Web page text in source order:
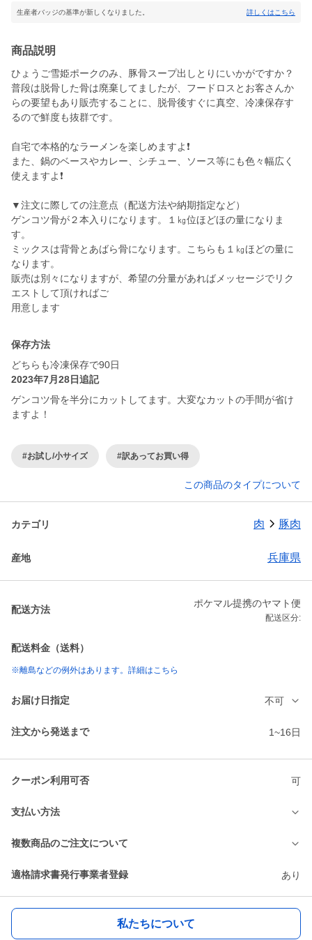
生産者バッジの基準が新しくなりました。 詳しくはこちら
商品説明
ひょうご雪姫ポークのみ、豚骨スープ出しとりにいかがですか？
普段は脱骨した骨は廃棄してましたが、フードロスとお客さんか
らの要望もあり販売することに、脱骨後すぐに真空、冷凍保存す
るので鮮度も抜群です。
自宅で本格的なラーメンを楽しめますよ❗️
また、鍋のベースやカレー、シチュー、ソース等にも色々幅広く
使えますよ❗️
▼注文に際しての注意点（配送方法や納期指定など）
ゲンコツ骨が２本入りになります。１㎏位ほどほの量になりま
す。
ミックスは背骨とあばら骨になります。こちらも１㎏ほどの量に
なります。
販売は別々になりますが、希望の分量があればメッセージでリク
エストして頂ければご
用意します
保存方法
どちらも冷凍保存で90日
2023年7月28日追記
ゲンコツ骨を半分にカットしてます。大変なカットの手間が省け
ますよ！
#お試し/小サイズ #訳あってお買い得
この商品のタイプについて
カテゴリ 肉 豚肉
産地 兵庫県
配送方法
ポケマル提携のヤマト便
配送区分:
配送料金（送料）
※離島などの例外はあります。詳細はこちら
お届け日指定 不可
注文から発送まで 1~16日
クーポン利用可否 可
支払い方法
複数商品のご注文について
適格請求書発行事業者登録 あり
私たちについて